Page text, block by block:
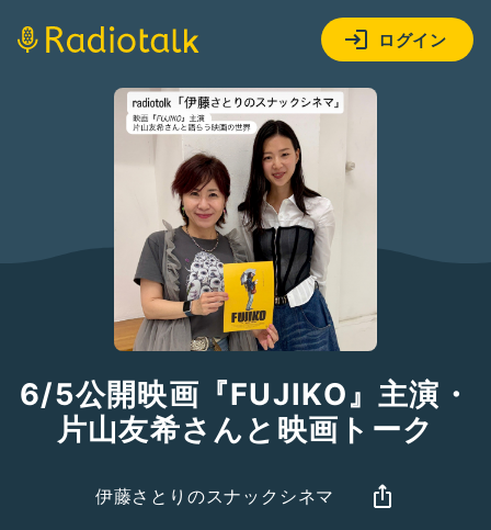
ログイン
6/5公開映画『FUJIKO』主演・
片山友希さんと映画トーク
伊藤さとりのスナックシネマ